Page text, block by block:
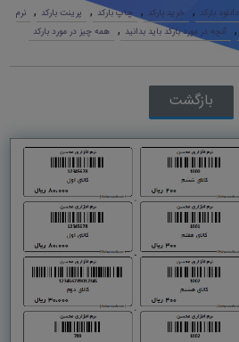
دانلود بارکد , خرید بارکد , چاپ بارکد , پرینت بارکد ,
نرم
, آنچه در مورد بارکد باید بدانید , همه چیز در مورد بارکد
بازگشت